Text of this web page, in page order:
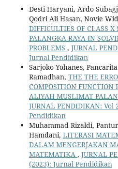
Desti Haryani, Ardo
Qodri Ali Hasan, Novie
DIFFICULTIES OF CLASS
PALANGKA RAYA IN
PROBLEMS , JURNAL
Jurnal Pendidikan
Sarjoko Yohanes,
Ramadhan, THE THE
COMPOSITION FUNCTION
ALIYAH MUSLIMAT
JURNAL PENDIDIKAN:
Pendidikan
Muhammad Rizaldi,
Hamdani, LITERASI
DALAM MENGERJAKAN
MATEMATIKA , JURNAL
(2023): Jurnal Pendidikan